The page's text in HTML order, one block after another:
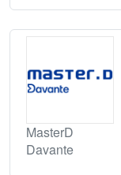
MasterD
Davante